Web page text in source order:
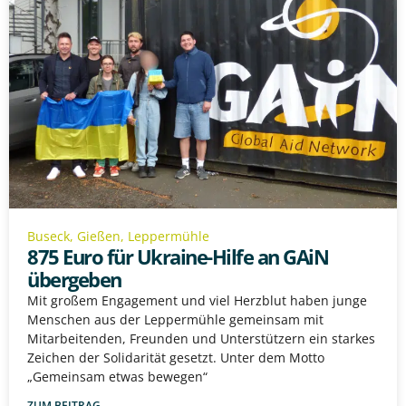
Buseck, Gießen, Leppermühle
875 Euro für Ukraine-Hilfe an GAiN
übergeben
Mit großem Engagement und viel Herzblut haben junge
Menschen aus der Leppermühle gemeinsam mit
Mitarbeitenden, Freunden und Unterstützern ein starkes
Zeichen der Solidarität gesetzt. Unter dem Motto
„Gemeinsam etwas bewegen“